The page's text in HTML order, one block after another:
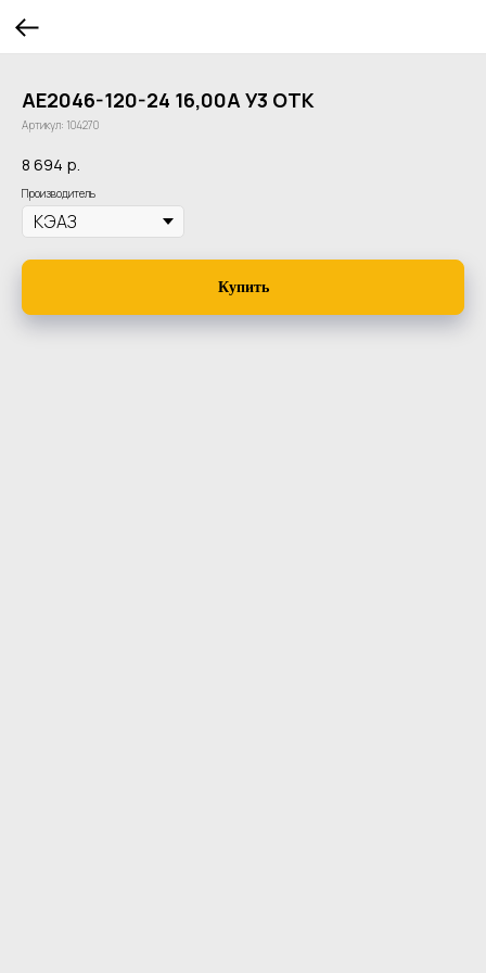
АЕ2046-120-24 16,00А У3 ОТК
Артикул: 104270
8 694 р.
Производитель
Купить